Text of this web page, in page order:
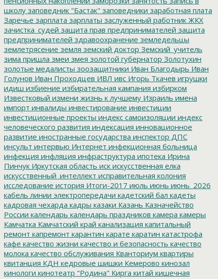
школу заповедник "Бастак" заповедники заработная плата
Заречье зарплата зарплаты заслуженный работник ЖКХ
зачистка_судей защита прав предпринимателей защита
предпринимателей здравоохранение земледельцы
землетрясение земля земский доктор Земский_учитель
зима пришла змеи змея золотой губернатор Золотухин
золотые медалисты зоозащитники Иван Благодырь Иван
Голунов Иван Проходцев ИВЛ ивс Игорь Ткачев игрушки
идиш избиение избирательная кампания избирком
Известковый измени жизнь к лучшему Израиль имена
импорт инвалиды инвестирование инвестиции
инвестиционные проекты индекс самоизоляции индекс
человеческого развития индексация инновационное
развитие иностранные государства инспектор ДПС
инсульт интервью Интернет инфекционная больница
инфекция инфляция инфраструктура ипотека Ирина
Пинчук Иркутская область иск искусственная елка
искусственный_интеллект исправительная колония
исследование история Итоги-2017 июль июнь июнь_2026
кабель линии электропередачи кадетский бал кадеты
кадровая чехарда кадры казаки Казань Казначейство
России календарь календарь праздников камера камеры
Камчатка Камчатский край канализация капитальный
ремонт капремонт карантин карате каратин катастрофа
кафе качество жизни качество и безопасность качество
молока качество обслуживания Кванториум квартиры
квитанция КДН кедровые шишки Кемерово кинозал
кинологи кинотеатр "Родина" Кирга китай кишечная